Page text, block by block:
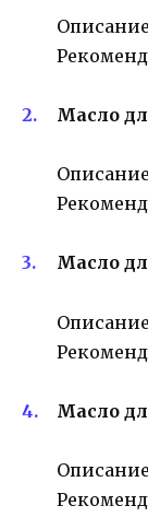
Масло
Масло
Масло